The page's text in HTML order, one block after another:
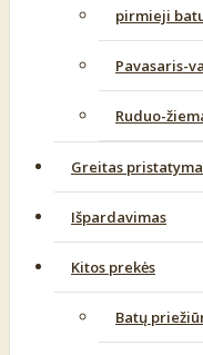
pirmieji
Pavasaris-
Ruduo-
Greitas
Išpardavimas
Kitos prekės
Batų